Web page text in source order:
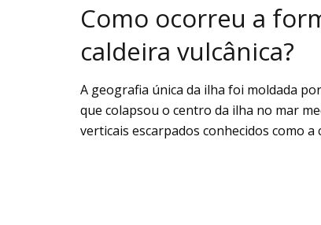
Como ocorreu a
caldeira vulcânica?
A geografia única da ilha foi moldada
que colapsou o centro da ilha no mar
verticais escarpados conhecidos como a